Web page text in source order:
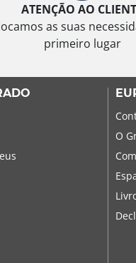
ATENÇÃO AO
as suas
primeiro lugar
O